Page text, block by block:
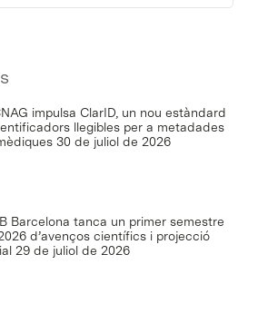
impulsa ClarID, un nou estàndard
llegibles per a metadades
30 de juliol de 2026
Barcelona tanca un primer semestre
d’avenços científics i projecció
29 de juliol de 2026